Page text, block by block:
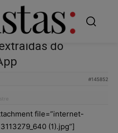
do
#145852
file=”internet-
3113279_640 (1).jpg”]